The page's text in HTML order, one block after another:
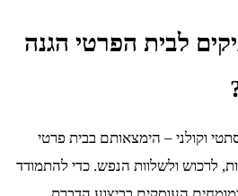
לבית הפרטי הגנה
וקולני – הימצאותם בבית פרטי
לרכוש ולשלוות הנפש. כדי להתמודד